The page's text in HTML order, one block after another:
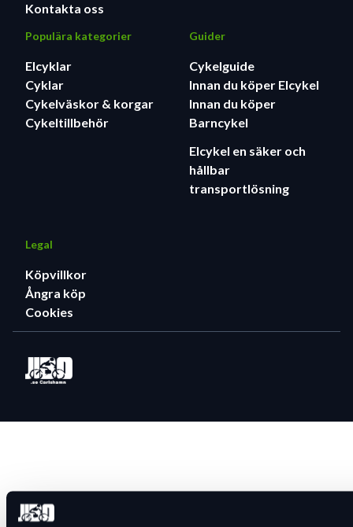
Kontakta oss
Populära kategorier
Elcyklar
Cyklar
Cykelväskor & korgar
Cykeltillbehör
Guider
Cykelguide
Innan du köper Elcykel
Innan du köper
Barncykel
Elcykel en säker och
hållbar
transportlösning
Legal
Köpvillkor
Ångra köp
Cookies